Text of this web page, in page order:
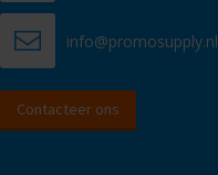
info@promosupply.nl
Contacteer ons